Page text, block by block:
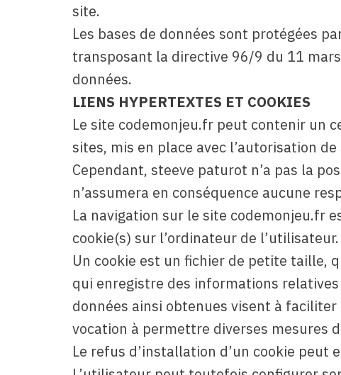
site.
Les bases de données sont protégées
transposant la directive 96/9 du 11
données.
LIENS HYPERTEXTES ET COOKIES
Le site codemonjeu.fr peut contenir un
sites, mis en place avec l’autorisation
Cependant, steeve paturot n’a pas la
n’assumera en conséquence aucune
La navigation sur le site codemonjeu.fr
cookie(s) sur l’ordinateur de l’utilisateur.
Un cookie est un fichier de petite taille,
qui enregistre des informations
données ainsi obtenues visent à
vocation à permettre diverses mesures
Le refus d’installation d’un cookie peut